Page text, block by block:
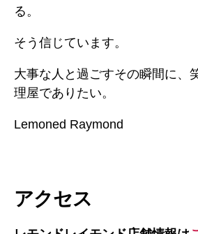
る。
そう信じています。
大事な人と過ごすその瞬間に、
理屋でありたい。
Lemoned Raymond
アクセス